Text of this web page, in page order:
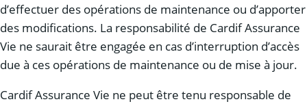
d’effectuer des opérations de maintenance ou d’apporter
des modifications. La responsabilité de Cardif Assurance
Vie ne saurait être engagée en cas d’interruption d’accès
due à ces opérations de maintenance ou de mise à jour.
Cardif Assurance Vie ne peut être tenu responsable de